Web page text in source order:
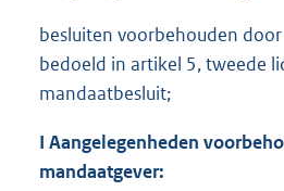
besluiten voorbehouden
bedoeld in artikel 5, tweede
mandaatbesluit;
I Aangelegenheden
mandaatgever: